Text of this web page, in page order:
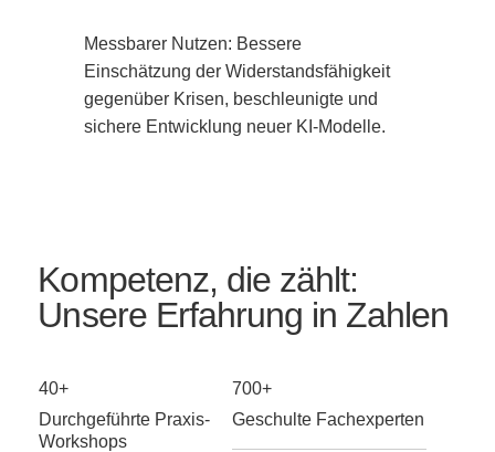
Messbarer Nutzen: Bessere
Einschätzung der Widerstandsfähigkeit
gegenüber Krisen, beschleunigte und
sichere Entwicklung neuer KI-Modelle.
Kompetenz, die zählt:
Unsere Erfahrung in Zahlen
40+
Durchgeführte Praxis-
Workshops
700+
Geschulte Fachexperten